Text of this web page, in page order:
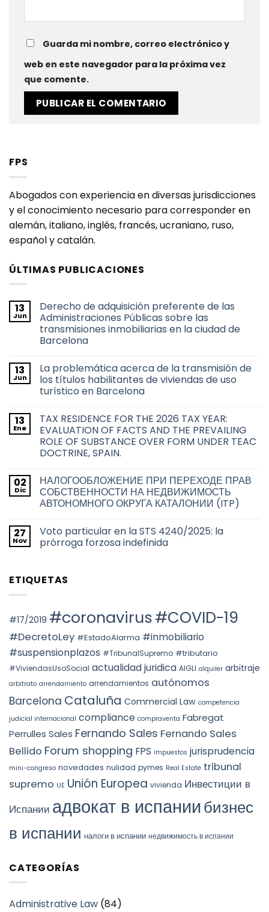
Guarda mi nombre, correo electrónico y
web en este navegador para la próxima vez
que comente.
FPS
Abogados con experiencia en diversas jurisdicciones
y el conocimiento necesario para corresponder en
alemán, italiano, inglés, francés, ucraniano, ruso,
español y catalán.
ÚLTIMAS PUBLICACIONES
13
Jun
Derecho de adquisición preferente de las
Administraciones Públicas sobre las
transmisiones inmobiliarias en la ciudad de
Barcelona
comentarios
en
Derecho
de
de
las
Administraciones
Públicas
sobre
las
en
la
ciudad
de
Barcelona
13
Jun
La problemática acerca de la transmisión de
los títulos habilitantes de viviendas de uso
turístico en Barcelona
comentarios
en
La
problemática
acerca
de
de
los
títulos
habilitantes
de
uso
turístico
en
13
Ene
TAX RESIDENCE FOR THE 2026 TAX YEAR:
EVALUATION OF FACTS AND THE PREVAILING
ROLE OF SUBSTANCE OVER FORM UNDER TEAC
DOCTRINE, SPAIN.
comentarios
en
TAX
RESIDENCE
2026
TAX
YEAR:
EVALUATION
THE
SUBSTANCE
OVER
UNDER
DOCTRINE,
02
Dic
НАЛОГООБЛОЖЕНИЕ ПРИ ПЕРЕХОДЕ ПРАВ
СОБСТВЕННОСТИ НА НЕДВИЖИМОСТЬ
АВТОНОМНОГО ОКРУГА КАТАЛОНИИ (ITP)
comentarios
en
НАЛОГООБЛОЖЕНИЕ
СОБСТВЕННОСТИ
НА
КАТАЛОНИИ
(ITP)
27
Nov
Voto particular en la STS 4240/2025: la
prórroga forzosa indefinida
en
Voto
STS
4240/2025:
prórroga
forzosa
indefinida
ETIQUETAS
#17/2019 #coronavirus#COVID-19
#DecretoLey #EstadoAlarma #inmobiliario
#suspensionplazos #TribunalSupremo #tributario
#ViviendasUsoSocial actualidad juridica AIGLI alquiler arbitraje
arbitrato arrendamiento arrendamientos autónomos
Barcelona Cataluña Commercial Law competencia
judicial internacional compliance compraventa Fabregat
Perrulles Sales Fernando Sales Fernando Sales
Bellido Forum shopping FPS impuestos jurisprudencia
mini-congreso novedades nulidad pymes Real Estate tribunal
supremo UE Unión Europea vivienda Инвестиции в
Испании адвокат в испаниибизнес
в испании налоги в испании недвижимость в испании
CATEGORÍAS
Administrative Law (84)